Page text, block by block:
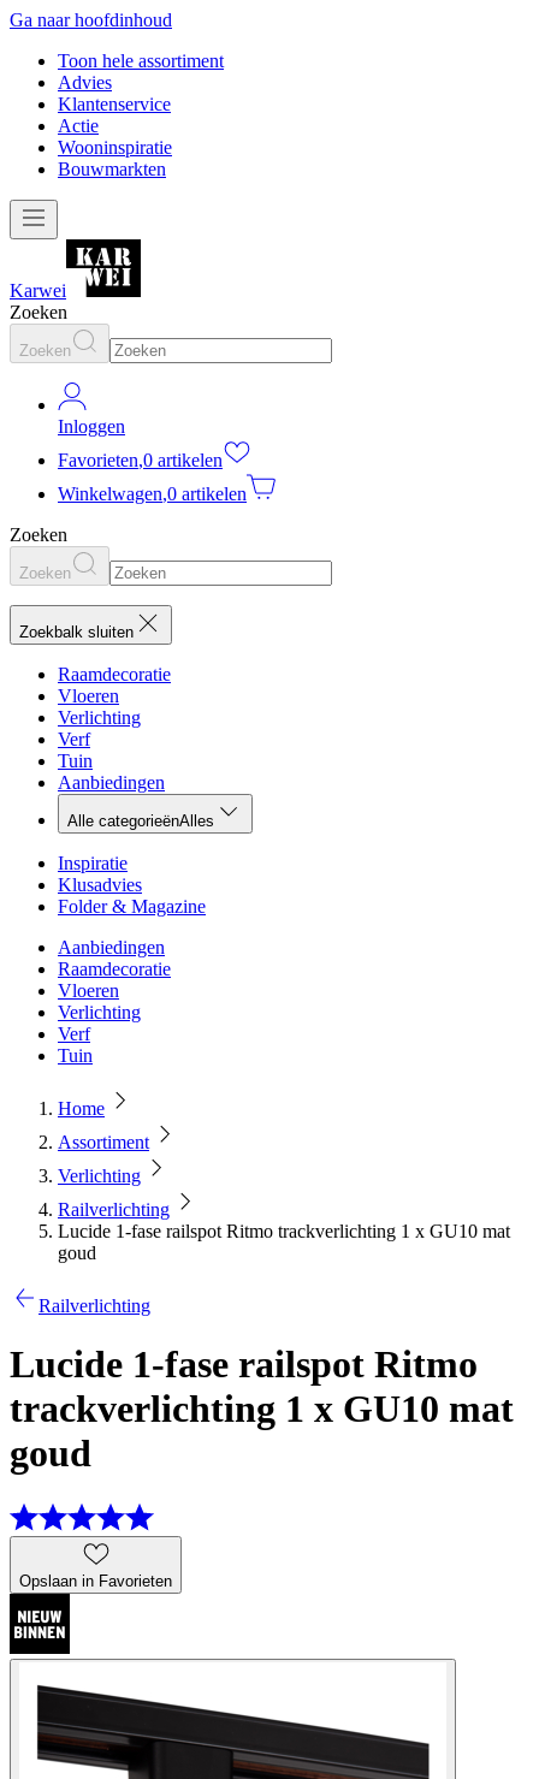
Ga naar hoofdinhoud
Toon hele assortiment
Advies
Klantenservice
Actie
Wooninspiratie
Bouwmarkten
Karwei
Zoeken
Zoeken
Inloggen
Favorieten,0 artikelen
Winkelwagen,0 artikelen
Zoeken
Zoeken
Zoekbalk sluiten
Raamdecoratie
Vloeren
Verlichting
Verf
Tuin
Aanbiedingen
Alle categorieënAlles
Inspiratie
Klusadvies
Folder & Magazine
Aanbiedingen
Raamdecoratie
Vloeren
Verlichting
Verf
Tuin
Home
Assortiment
Verlichting
Railverlichting
Lucide 1-fase railspot Ritmo trackverlichting 1 x GU10 mat
goud
Railverlichting
Lucide 1-fase railspot Ritmo
trackverlichting 1 x GU10 mat
goud
Opslaan in Favorieten